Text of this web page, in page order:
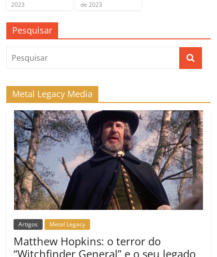
2023
de 2023
Pesquisar
Metal Legacy Media
Artigos Metal Legacy
Matthew Hopkins: o terror do
“Witchfinder General” e o seu legado